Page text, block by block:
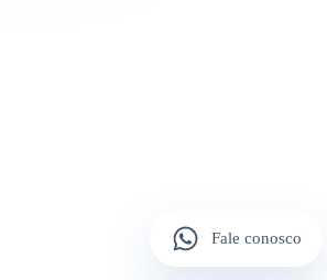
Fale conosco